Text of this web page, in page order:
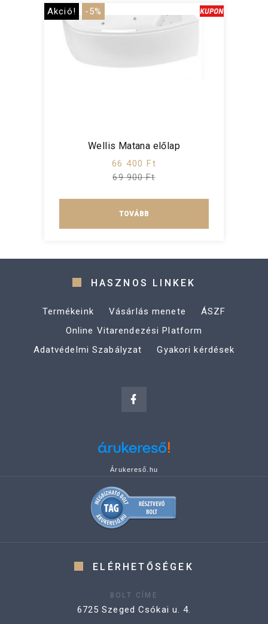
Akció! -5%
Wellis Matana előlap
66 400 Ft
69 900 Ft
TOVÁBB
HASZNOS LINKEK
Termékeink Vásárlás menete
ÁSZF
Online Vitarendezési Platform
Adatvédelmi Szabályzat
Gyakori kérdések
Árukereső.hu
ELÉRHETŐSÉGEK
BOLT CÍME
6725 Szeged Csókai u. 4.